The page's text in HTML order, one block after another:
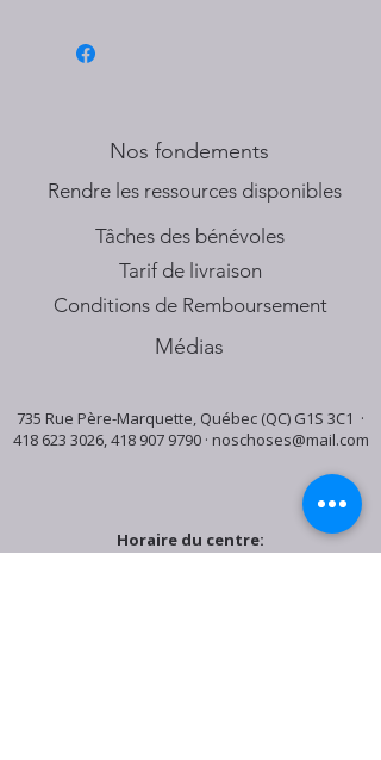
Nos fondements
​Rendre les ressources disponibles
Tâches des bénévoles
Tarif de livraison
Conditions de Remboursement
Médias
735 Rue Père-Marquette, Québec (QC) G1S 3C1 ·
418 623 3026,418 907 9790· noschoses@mail.com
Horaire du centre: